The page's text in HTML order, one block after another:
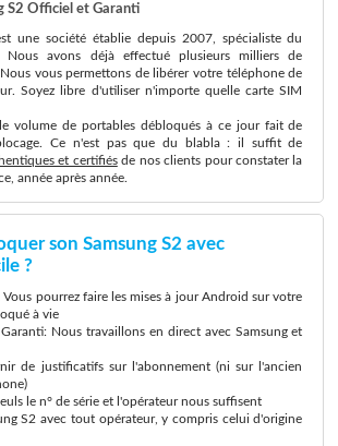
S2 Officiel et Garanti
une société établie depuis 2007, spécialiste du
Nous avons déjà effectué plusieurs milliers de
. Nous vous permettons de libérer votre téléphone de
Soyez libre d'utiliser n'importe quelle carte SIM
volume de portables débloqués à ce jour fait de
Ce n'est pas que du blabla : il suffit de
et certifiésde nos clients pour constater la
année après année.
son Samsung S2 avec
?
pourrez faire les mises à jour Android sur votre
à vie
Nous travaillons en direct avec Samsung et
de justificatifs sur l'abonnement (ni sur l'ancien
le n° de série et l'opérateur nous suffisent
S2 avec tout opérateur, y compris celui d'origine